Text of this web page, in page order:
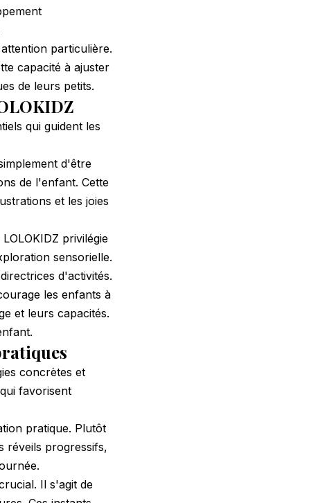
particulière.
capacité à ajuster
de leurs petits.
qui guident les
d'être
de l'enfant. Cette
et les joies
privilégie
sensorielle.
d'activités.
les enfants à
et leurs capacités.
concrètes et
favorisent
pratique. Plutôt
réveils progressifs,
Il s'agit de